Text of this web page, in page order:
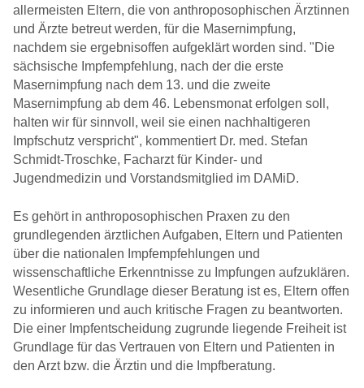
allermeisten Eltern, die von anthroposophischen Ärztinnen
und Ärzte betreut werden, für die Masernimpfung,
nachdem sie ergebnisoffen aufgeklärt worden sind. "Die
sächsische Impfempfehlung, nach der die erste
Masernimpfung nach dem 13. und die zweite
Masernimpfung ab dem 46. Lebensmonat erfolgen soll,
halten wir für sinnvoll, weil sie einen nachhaltigeren
Impfschutz verspricht", kommentiert Dr. med. Stefan
Schmidt-Troschke, Facharzt für Kinder- und
Jugendmedizin und Vorstandsmitglied im DAMiD.
Es gehört in anthroposophischen Praxen zu den
grundlegenden ärztlichen Aufgaben, Eltern und Patienten
über die nationalen Impfempfehlungen und
wissenschaftliche Erkenntnisse zu Impfungen aufzuklären.
Wesentliche Grundlage dieser Beratung ist es, Eltern offen
zu informieren und auch kritische Fragen zu beantworten.
Die einer Impfentscheidung zugrunde liegende Freiheit ist
Grundlage für das Vertrauen von Eltern und Patienten in
den Arzt bzw. die Ärztin und die Impfberatung.